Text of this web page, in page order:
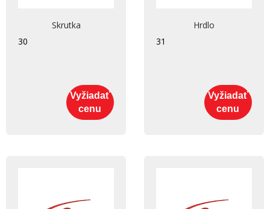
Skrutka
30
Vyžiadať
cenu
Hrdlo
31
Vyžiadať
cenu